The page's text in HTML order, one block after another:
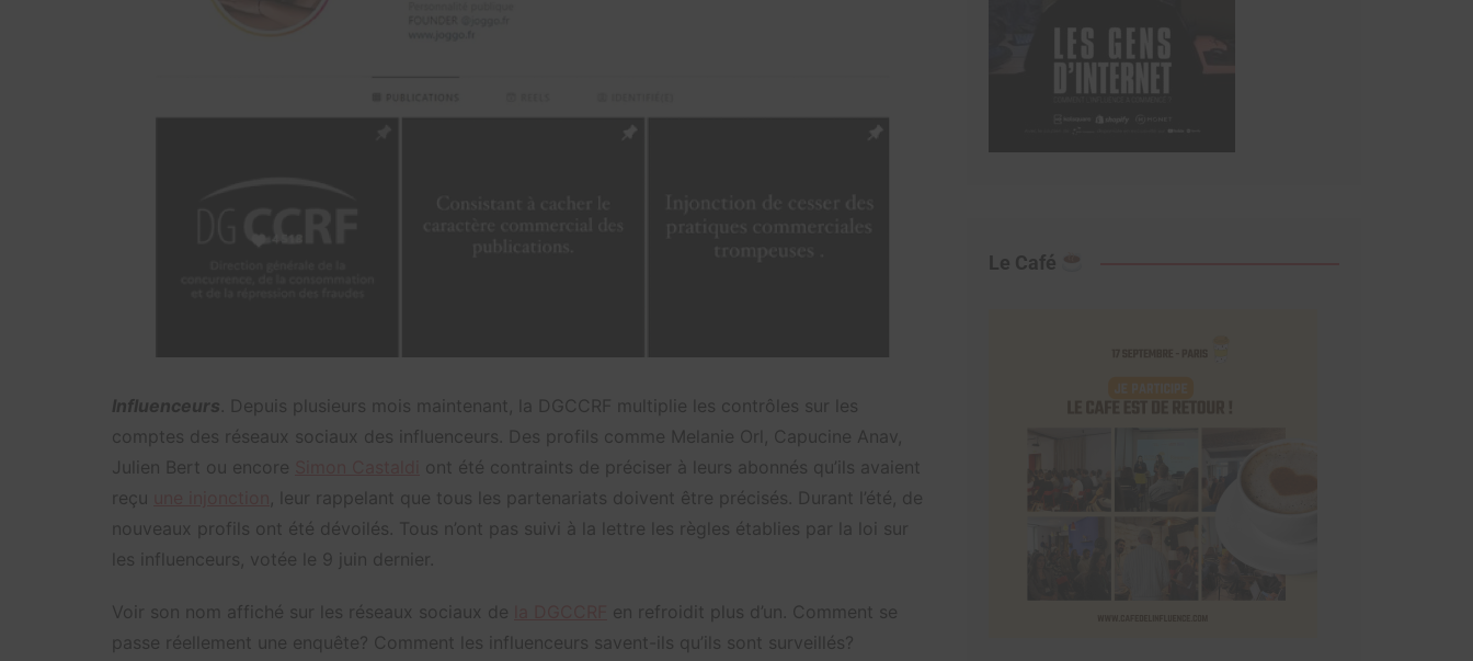
Influenceurs . Depuis plusieurs mois maintenant, la DGCCRF multiplie les contrôles sur les
comptes des réseaux sociaux des influenceurs. Des profils comme Melanie Orl, Capucine Anav,
Julien Bert ou encore
ont été contraints de préciser à leurs abonnés qu’ils avaient
reçu
, leur rappelant que tous les partenariats doivent être précisés. Durant l’été, de
nouveaux profils ont été dévoilés. Tous n’ont pas suivi à la lettre les règles établies par la loi sur
les influenceurs, votée le 9 juin dernier.
Voir son nom affiché sur les réseaux sociaux de
en refroidit plus d’un. Comment se
passe réellement une enquête? Comment les influenceurs savent-ils qu’ils sont surveillés?
Le Café